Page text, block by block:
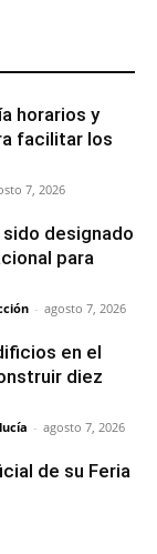
horarios y
facilitar los
7, 2026
sido designado
para
- agosto 7, 2026
en el
diez
- agosto 7, 2026
de su Feria